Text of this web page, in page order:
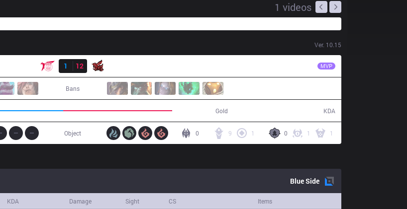
1 videos
Ver. 10.15
1
12 MVP
Bans
Gold KDA
0 1 1
9 1
0
Object
BlueSide
KDA Damage Sight CS Items